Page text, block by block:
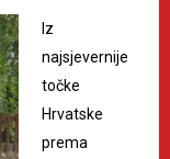
Iz
najsjevernije
točke
Hrvatske
prema